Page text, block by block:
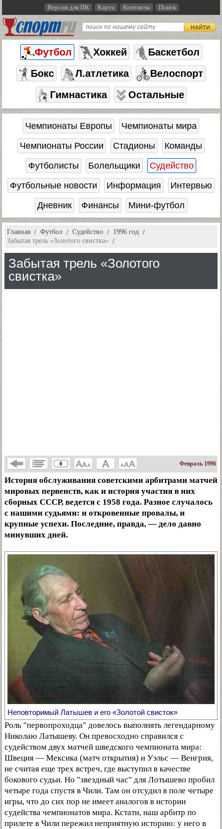
Версия для ПК Карта Контакты Поиск
НАЙТИ
Футбол Хоккей
Баскетбол
Бокс
Л.атлетика
Велоспорт
Гимнастика
Остальные
Чемпионаты Европы
Чемпионаты мира
Чемпионаты России
Стадионы
Команды
Футболисты
Болельщики
Судейство
Футбольные новости
Информация
Интервью
Дневник
Финансы Мини-футбол
Главная Футбол Судейство
1996 год
Забытая трель «Золотого свистка»
Забытая трель «Золотого
свистка»
0 Февраль 1996
История обслуживания советскими арбитрами матчей
мировых первенств, как и история участия в них
сборных СССР, ведется с 1958 года. Разное случалось
с нашими судьями: и откровенные провалы, и
крупные успехи. Последние, правда, — дело давно
минувших дней.
Неповторимый Латышев и его «Золотой свисток»
Роль "первопроходца" довелось выполнять легендарному
Николаю Латышеву. Он превосходно справился с
судейством двух матчей шведского чемпионата мира:
Швеция — Мексика (матч открытия) и Уэльс — Венгрия,
не считая еще трех встреч, где выступил в качестве
бокового судьи. Но "звездный час" для Лотышево пробил
четыре года спустя в Чили. Там он отсудил в поле четыре
игры, что до сих пор не имеет аналогов в истории
судейства чемпионатов мира. Кстати, наш арбитр по
прилете в Чили пережил неприятную историю: у него в